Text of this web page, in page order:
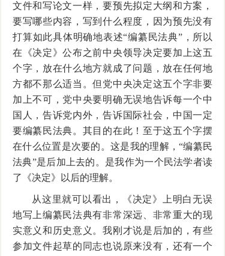
文件和写论文一样，要预先拟定大纲和方案，
要写哪些内容，写到什么程度，因为预先没有
打算如此具体明确地表述“编纂民法典”，所以
在《决定》公布之前中央领导决定要加上这五
个字，放在什么地方就成了问题，放在任何地
方都不那么适当。但党中央决定这五个字非要
加上不可，党中央要明确无误地告诉每一个中
国人，告诉党内外，告诉国际社会，中国一定
要编纂民法典。其目的在此！至于这五个字摆
在什么位置是次要的。这是我的理解，“编纂民
法典”是后加上去的。是我作为一个民法学者读
了《决定》以后的理解。
从这里就可以看出，《决定》上明白无误
地写上编纂民法典有非常深远、非常重大的现
实意义和历史意义。我刚才说是后加的，有些
参加文件起草的同志也说原来没有，还有一个